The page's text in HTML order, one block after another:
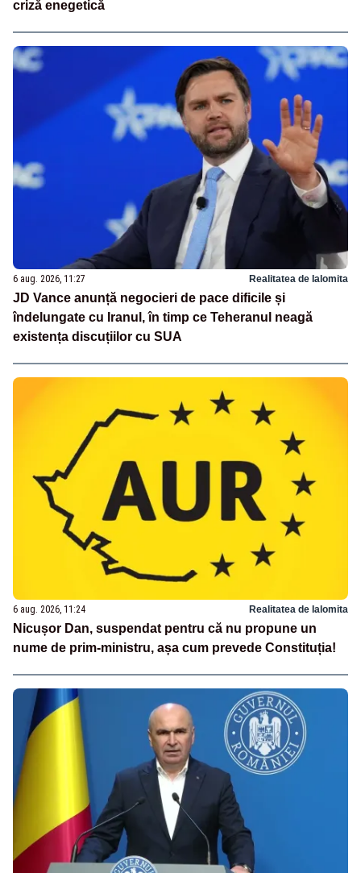
criză enegetică
6 aug. 2026, 11:27 Realitatea de Ialomita
JD Vance anunță negocieri de pace dificile și
îndelungate cu Iranul, în timp ce Teheranul neagă
existența discuțiilor cu SUA
6 aug. 2026, 11:24 Realitatea de Ialomita
Nicușor Dan, suspendat pentru că nu propune un
nume de prim-ministru, așa cum prevede Constituția!